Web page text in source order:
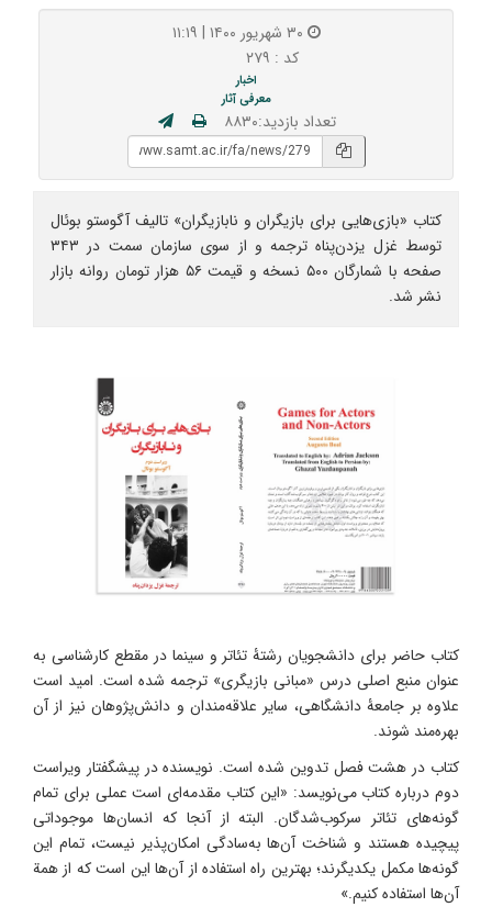
کد : ۲۷۹
اخبار
معرفی آثار
تعداد بازدید:۸۸۳۰
کتاب «بازی‌هایی برای بازیگران و نابازیگران» تالیف آگوستو بوئال
توسط غزل یزدن‌پناه ترجمه و از سوی سازمان سمت در ۳۴۳
صفحه با شمارگان ۵۰۰ نسخه و قیمت ۵۶ هزار تومان روانه بازار
نشر شد.
کتاب حاضر براى دانشجویان رشتۀ تئاتر و سینما در مقطع کارشناسی به
عنوان منبع اصلی درس «مبانی بازیگری» ترجمه شده است. امید است
علاوه بر جامعۀ دانشگاهى، سایر علاقه‌‌مندان و دانش‌پژوهان نیز از آن
بهره‏‌مند شوند.
کتاب در هشت فصل تدوین شده است. نویسنده در پیشگفتار ویراست
دوم درباره کتاب می‌نویسد: «این کتاب مقدمه‌ای است عملی برای تمام
گونه‌های تئاتر سرکوب‌شدگان. البته از آنجا که انسان‌ها موجوداتی
پیچیده هستند و شناخت آن‌ها به‌سادگی امکان‌پذیر نیست، تمام این
گونه‌ها مکمل یکدیگرند؛ بهترین راه استفاده از آن‌ها این است که از همة
آن‌ها استفاده کنیم.»